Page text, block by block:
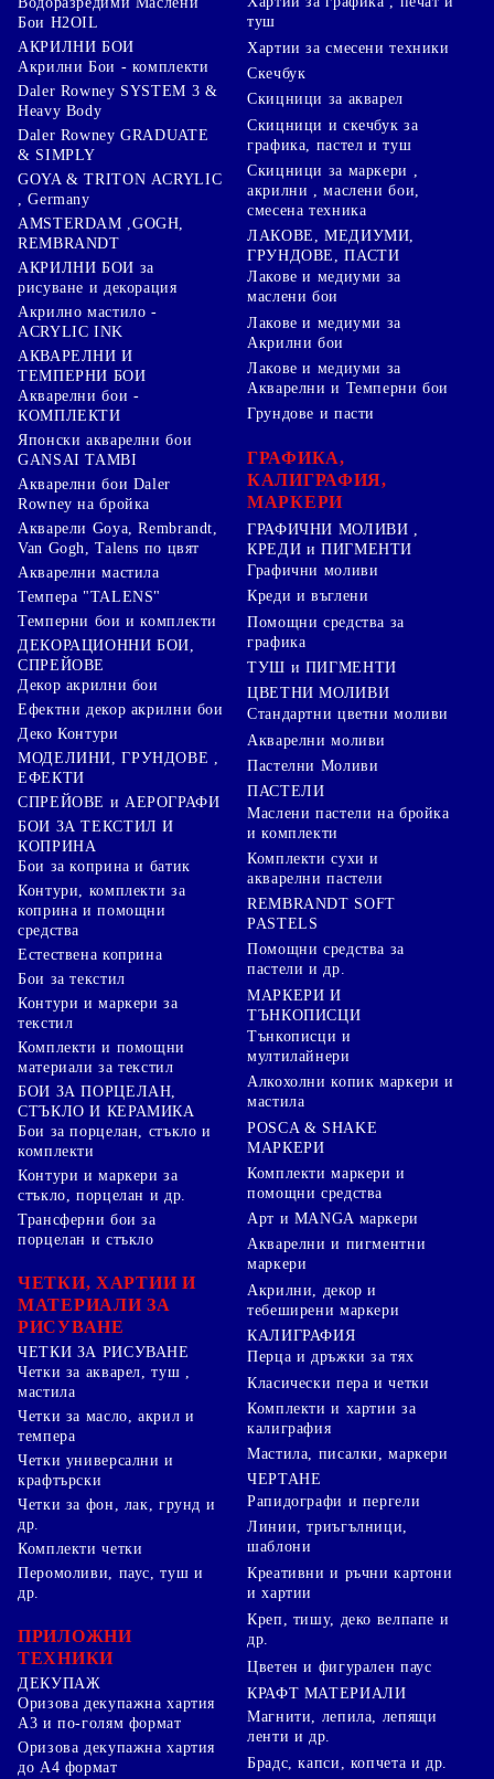
Бои H2OIL
АКРИЛНИ БОИ
Акрилни Бои - комплекти
Daler Rowney SYSTEM 3 &
Heavy Body
Daler Rowney GRADUATE
& SIMPLY
GOYA & TRITON АCRYLIC
, Germany
AMSTERDAM ,GOGH,
REMBRANDT
АКРИЛНИ БОИ за
рисуване и декорация
Акрилно мастило -
ACRYLIC INK
АКВАРЕЛНИ И
ТЕМПЕРНИ БОИ
Акварелни бои -
КОМПЛЕКТИ
Японски акварелни бои
GANSAI TAMBI
Акварелни бои Daler
Rowney на бройка
Акварели Goya, Rembrandt,
Van Gogh, Talens по цвят
Акварелни мастила
Темпера "TALENS"
Темперни бои и комплекти
ДЕКОРАЦИОННИ БОИ,
СПРЕЙОВЕ
Декор акрилни бои
Ефектни декор акрилни бои
Деко Контури
МОДЕЛИНИ, ГРУНДОВЕ ,
ЕФЕКТИ
СПРЕЙОВЕ и АЕРОГРАФИ
БОИ ЗА ТЕКСТИЛ И
КОПРИНА
Бои за коприна и батик
Контури, комплекти за
коприна и помощни
средства
Естествена коприна
Бои за текстил
Контури и маркери за
текстил
Комплекти и помощни
материали за текстил
БОИ ЗА ПОРЦЕЛАН,
СТЪКЛО И КЕРАМИКА
Бои за порцелан, стъкло и
комплекти
Контури и маркери за
стъкло, порцелан и др.
Трансферни бои за
порцелан и стъкло
ЧЕТКИ, ХАРТИИ И
МАТЕРИАЛИ ЗА
РИСУВАНЕ
ЧЕТКИ ЗА РИСУВАНЕ
Четки за акварел, туш ,
мастила
Четки за масло, акрил и
темпера
Четки универсални и
крафтърски
Четки за фон, лак, грунд и
др.
Комплекти четки
туш
Хартии за смесени техники
Скечбук
Скицници за акварел
Скицници и скечбук за
графика, пастел и туш
Скицници за маркери ,
акрилни , маслени бои,
смесена техника
ЛАКОВЕ, МЕДИУМИ,
ГРУНДОВЕ, ПАСТИ
Лакове и медиуми за
маслени бои
Лакове и медиуми за
Акрилни бои
Лакове и медиуми за
Акварелни и Темперни бои
Грундове и пасти
ГРАФИКА,
КАЛИГРАФИЯ,
МАРКЕРИ
ГРАФИЧНИ МОЛИВИ ,
КРЕДИ и ПИГМЕНТИ
Графични моливи
Креди и въглени
Помощни средства за
графика
ТУШ и ПИГМЕНТИ
ЦВЕТНИ МОЛИВИ
Стандартни цветни моливи
Акварелни моливи
Пастелни Моливи
ПАСТЕЛИ
Маслени пастели на бройка
и комплекти
Комплекти сухи и
акварелни пастели
REMBRANDT SOFT
PASTELS
Помощни средства за
пастели и др.
МАРКЕРИ И
ТЪНКОПИСЦИ
Тънкописци и
мултилайнери
Алкохолни копик маркери и
мастила
POSCA & SHAKE
МАРКЕРИ
Комплекти маркери и
помощни средства
Арт и MANGA маркери
Акварелни и пигментни
маркери
Акрилни, декор и
тебеширени маркери
КАЛИГРАФИЯ
Перца и дръжки за тях
Класически пера и четки
Комплекти и хартии за
калиграфия
Мастила, писалки, маркери
ЧЕРТАНЕ
Рапидографи и пергели
Линии, триъгълници,
шаблони
Перомоливи, паус, туш и
др.
ПРИЛОЖНИ
ТЕХНИКИ
ДЕКУПАЖ
Оризова декупажна хартия
А3 и по-голям формат
Оризова декупажна хартия
до А4 формат
Креативни и ръчни картони
и хартии
Креп, тишу, деко велпапе и
др.
Цветен и фигурален паус
КРАФТ МАТЕРИАЛИ
Магнити, лепила, лепящи
ленти и др.
Брадс, капси, копчета и др.